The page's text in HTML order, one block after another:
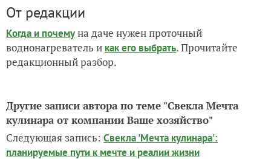
От редакции
Когда и почемуна даче нужен проточный
воднонагреватель и как его выбрать. Прочитайте
редакционный разбор.
Другие записи автора по теме "Свекла Мечта
кулинара от компании Ваше хозяйство"
Следующая запись: Свекла 'Мечта кулинара':
планируемые пути к мечте и реалии жизни